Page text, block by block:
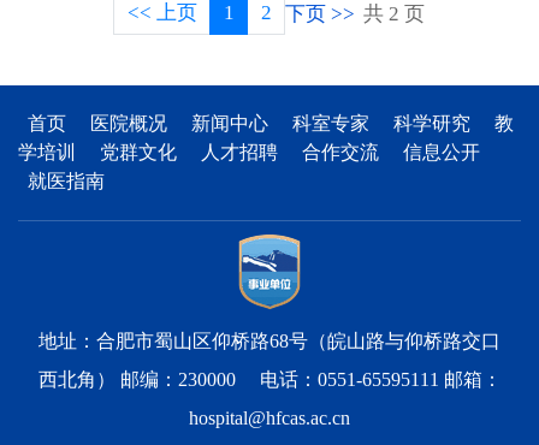
<< 上页 1 2 下页 >> 共 2 页
首页 医院概况 新闻中心 科室专家 科学研究
教
学培训
党群文化 人才招聘 合作交流
信息公开
就医指南
地址：合肥市蜀山区仰桥路68号（皖山路与仰桥路交口
西北角） 邮编：230000 电话：0551-65595111 邮箱：
hospital@hfcas.ac.cn